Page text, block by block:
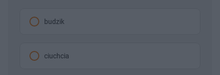
budzik
ciuchcia